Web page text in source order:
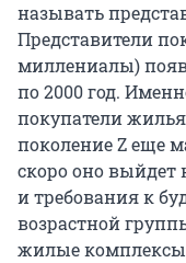
называть
Представители
миллениалы)
по 2000 год.
покупатели
поколение Z еще
скоро оно
и требования к
возрастной
жилые